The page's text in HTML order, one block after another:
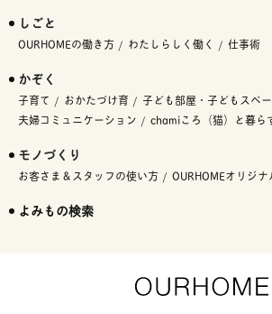
しごと
OURHOMEの働き方 わたしらしく働く 仕事術
かぞく
子育て おかたづけ育 子ども部屋・子どもスペ
夫婦コミュニケーション
chamiころ（猫）と暮ら
モノづくり
お客さま＆スタッフの使い方 OURHOMEオリジ
よみもの検索